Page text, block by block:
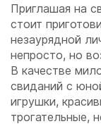
Приглашая на
стоит
незаурядной
непросто, но
В качестве
свиданий с
игрушки,
трогательные,